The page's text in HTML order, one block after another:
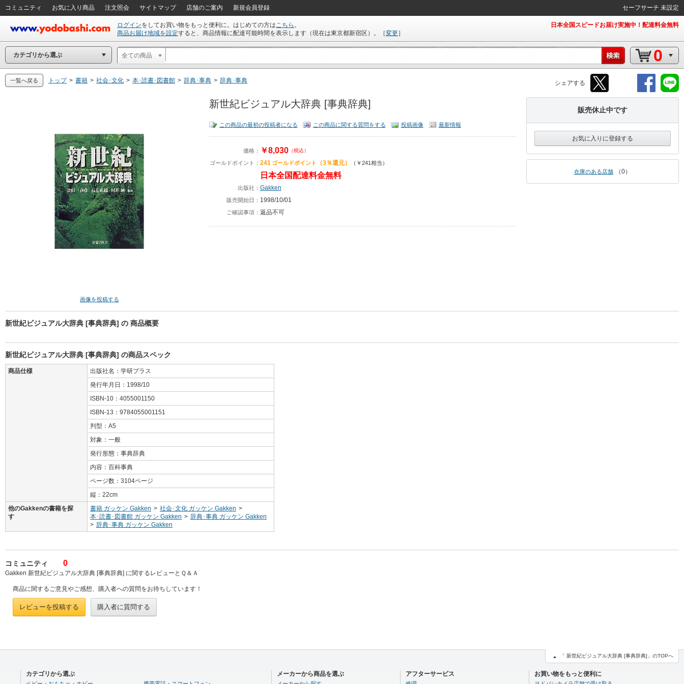
コミュニティ お気に入り商品 注文照会 サイトマップ 店舗のご案内 新規会員登録 セーフサーチ 未設定
ログインをしてお買い物をもっと便利に。はじめての方はこちら 。
商品お届け地域を設定すると、商品情報に配達可能時間を表示します（現在は東京都新宿区 ）。 ［変更］
日本全国スピードお届け実施中！配達料金無料
カテゴリから選ぶ 全ての商品 0
シェアする
一覧へ戻る トップ > 書籍 > 社会･文化 > 本･読書･図書館 > 辞典･事典 > 辞典･事典
画像を投稿する
新世紀ビジュアル大辞典 [事典辞典]
この商品の最初の投稿者になる この商品に関する質問をする 投稿画像 最新情報
価格： ￥8,030（税込）
ゴールドポイント： 241 ゴールドポイント （3％還元） （￥241相当）
日本全国配達料金無料
出版社： Gakken
販売開始日： 1998/10/01
ご確認事項： 返品不可
販売休止中です
お気に入りに登録する
在庫のある店舗 0
新世紀ビジュアル大辞典 [事典辞典] の 商品概要
新世紀ビジュアル大辞典 [事典辞典] の商品スペック
商品仕様
出版社名：学研プラス
発行年月日：1998/10
ISBN-10：4055001150
ISBN-13：9784055001151
判型：A5
対象：一般
発行形態：事典辞典
内容：百科事典
ページ数：3104ページ
縦：22cm
他のGakkenの書籍を探
す
書籍 ガッケン Gakken > 社会･文化 ガッケン Gakken >
本･読書･図書館 ガッケン Gakken > 辞典･事典 ガッケン Gakken
> 辞典･事典 ガッケン Gakken
コミュニティ 0
Gakken 新世紀ビジュアル大辞典 [事典辞典] に関するレビューとＱ＆Ａ
商品に関するご意見やご感想、購入者への質問をお待ちしています！
レビューを投稿する 購入者に質問する
カテゴリから選ぶ メーカーから商品を選ぶ アフターサービス お買い物をもっと便利に
「 新世紀ビジュアル大辞典 [事典辞典]」のTOPへ